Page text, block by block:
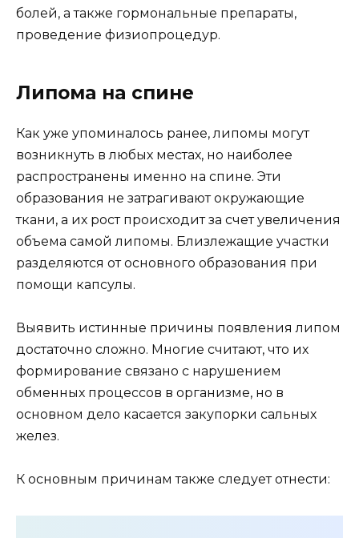
болей, а также гормональные препараты,
проведение физиопроцедур.
Липома на спине
Как уже упоминалось ранее, липомы могут
возникнуть в любых местах, но наиболее
распространены именно на спине. Эти
образования не затрагивают окружающие
ткани, а их рост происходит за счет увеличения
объема самой липомы. Близлежащие участки
разделяются от основного образования при
помощи капсулы.
Выявить истинные причины появления липом
достаточно сложно. Многие считают, что их
формирование связано с нарушением
обменных процессов в организме, но в
основном дело касается закупорки сальных
желез.
К основным причинам также следует отнести: